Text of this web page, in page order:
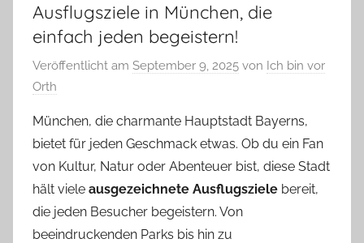
Ausflugsziele in München, die
einfach jeden begeistern!
Veröffentlicht am September 9, 2025 von Ich bin vor
Orth
München, die charmante Hauptstadt Bayerns,
bietet für jeden Geschmack etwas. Ob du ein Fan
von Kultur, Natur oder Abenteuer bist, diese Stadt
hält viele ausgezeichnete Ausflugsziele bereit,
die jeden Besucher begeistern. Von
beeindruckenden Parks bis hin zu